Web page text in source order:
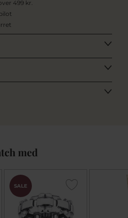
499 kr.
med
SALE